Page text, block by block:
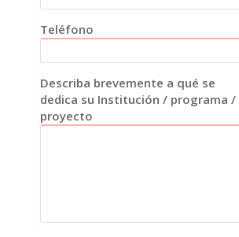
Teléfono
Describa brevemente a qué se
dedica su Institución / programa /
proyecto